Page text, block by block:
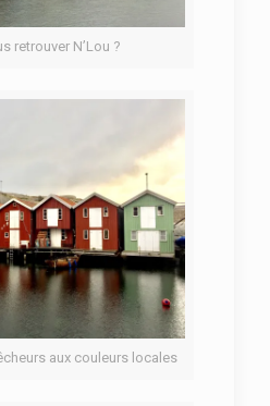
retrouver N’Lou ?
aux couleurs locales